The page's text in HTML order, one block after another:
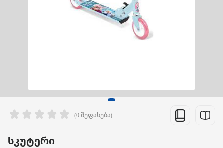
(0 შეფასება)
სკუტერი